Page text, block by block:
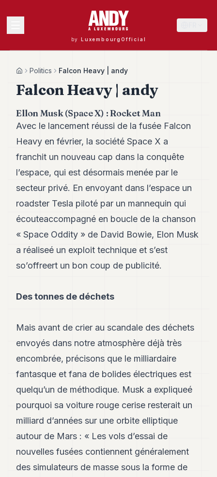
by LuxembourgOfficial
40
Andy
Andy
38
37
Andy
36
Andy
Andy
34
33
Andy
32
Andy
28
Andy
27
Andy
Andy
24
23
Andy
22
Andy
Andy
19
HomePolitics Falcon Heavy | andy
Falcon Heavy | andy
Ellon Musk (Space X) : Rocket Man
Avec le lancement réussi de la fusée Falcon
Heavy en février, la société Space X a
franchit un nouveau cap dans la conquête
l’espace, qui est désormais menée par le
secteur privé. En envoyant dans l’espace un
roadster Tesla piloté par un mannequin qui
écouteaccompagné en boucle de la chanson
« Space Oddity » de David Bowie, Elon Musk
a réaliseé un exploit technique et s’est
so’offreert un bon coup de publicité.
Des tonnes de déchets
Mais avant de crier au scandale des déchets
envoyés dans notre atmosphère déjà très
encombrée, précisons que le milliardaire
fantasque et fana de bolides électriques est
quelqu’un de méthodique. Musk a expliqueé
pourquoi sa voiture rouge cerise resterait un
milliard d’années sur une orbite elliptique
autour de Mars : « Les vols d’essai de
nouvelles fusées contiennent généralement
des simulateurs de masse sous la forme de